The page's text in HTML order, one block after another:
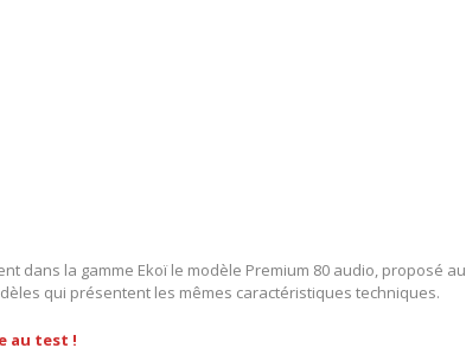
dans la gamme Ekoï le modèle Premium 80 audio, proposé au
qui présentent les mêmes caractéristiques techniques.
au test !